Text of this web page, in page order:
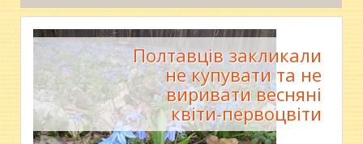
Полтавців закликали
не купувати та не
виривати весняні
квіти-первоцвіти